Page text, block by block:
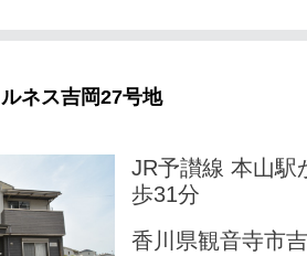
ルネス吉岡27号地
JR予讃線 本山駅
歩31分
香川県観音寺市